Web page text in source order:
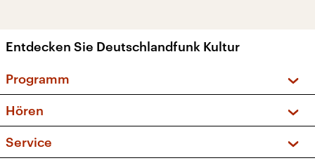
Entdecken Sie Deutschlandfunk Kultur
Programm
Sendungen und Podcasts
Musikliste
Hören
Frequenzen (UKW + DAB+)
Service